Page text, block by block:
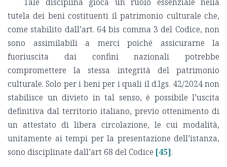
tutela dei beni costituenti il patrimonio culturale che,
come stabilito dall’art. 64 bis comma 3 del Codice, non
sono assimilabili a merci poiché assicurarne la
fuoriuscita dai confini nazionali potrebbe
compromettere la stessa integrità del patrimonio
culturale. Solo per i beni per i quali il d.lgs. 42/2024 non
stabilisce un divieto in tal senso, è possibile l’uscita
definitiva dal territorio italiano, previo ottenimento di
un attestato di libera circolazione, le cui modalità,
unitamente ai tempi per la presentazione dell’istanza,
sono disciplinate dall’art 68 del Codice [45].